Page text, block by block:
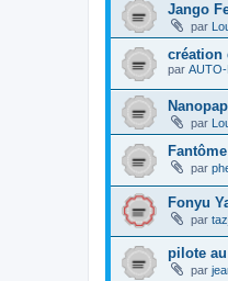
Jango
par
création
par
par
par
Fonyu
par
pilote
par